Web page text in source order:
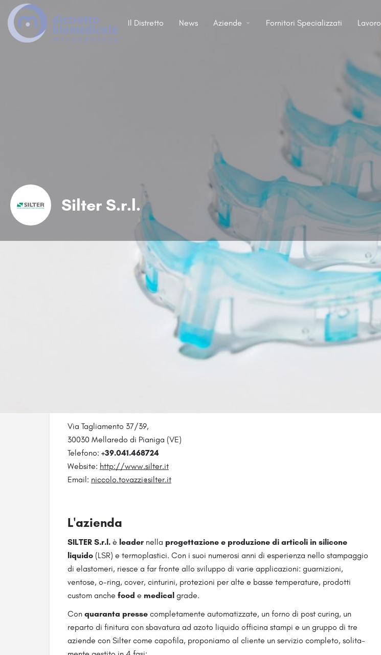
Il Distretto News Aziende Fornitori Specializzati Lavoro
Silter S.r.l.
Dettagli Azienda
Sito Web
Via Tagliamento 37/39,
30030 Mellaredo di Pianiga (VE)
Telefono: +39.041.468724
Website: http://www.silter.it
Email: niccolo.tovazzi@silter.it
L'azienda
SILTER S.r.l. è leader nella progettazione e produzione di articoli in silicone
liquido (LSR) e termoplastici. Con i suoi numerosi anni di esperienza nello stampag­gio
di elastomeri, riesce a far fronte allo sviluppo di varie applicazioni: guarnizioni,
ventose, o-ring, cover, cinturini, protezioni per alte e basse temperature, prodotti
custom anche food e medical grade.
Con quaranta presse completamente automatizzate, un forno di post curing, un
reparto di finitura con sbavatura ad azoto liquido officina stampi e un gruppo di tre
aziende con Silter come capofila, proponiamo al cliente un servizio completo, solita­